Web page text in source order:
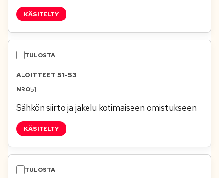
KÄSITELTY
ALOITTEET 51-53
51
Sähkön siirto ja jakelu kotimaiseen omistukseen
KÄSITELTY